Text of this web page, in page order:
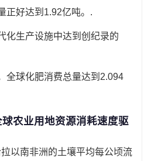
正好达到1.92亿吨。.
化生产设施中达到创纪录的
全球化肥消费总量达到2.094
农业用地资源消耗速度驱
以南非洲的土壤平均每公顷流